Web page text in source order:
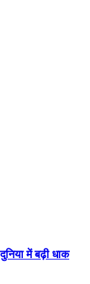
में बढ़ी धाक